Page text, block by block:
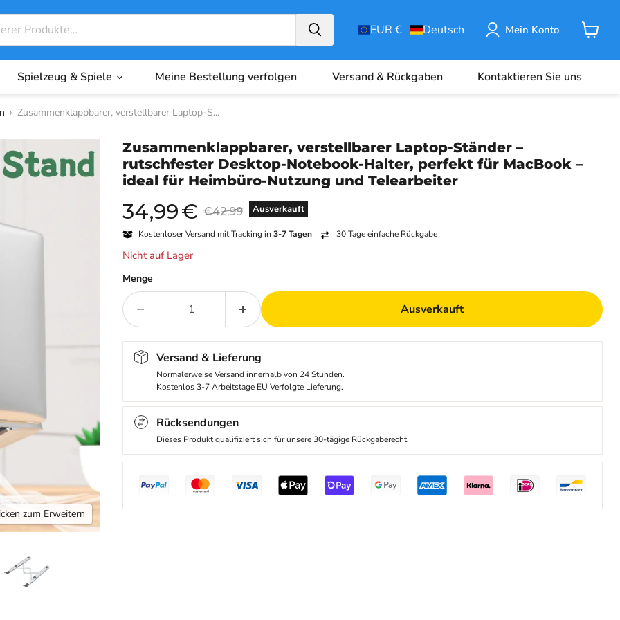
EUR € Deutsch Mein Konto
Spielzeug & Spiele Meine Bestellung verfolgen Versand & Rückgaben Kontaktieren Sie uns
› Zusammenklappbarer, verstellbarer Laptop-S...
zum Erweitern
Zusammenklappbarer, verstellbarer Laptop-Ständer –
rutschfester Desktop-Notebook-Halter, perfekt für MacBook –
ideal für Heimbüro-Nutzung und Telearbeiter
Ausverkauft
Aktueller Preis
34,99€ Originalpreis
€42,99
Kostenloser Versand mit Tracking in3-7 Tagen 30 Tage einfache Rückgabe
Nicht auf Lager
Menge
Ausverkauft
Versand & Lieferung
Normalerweise Versand innerhalb von 24 Stunden.
Kostenlos 3-7 Arbeitstage EU Verfolgte Lieferung.
Rücksendungen
Dieses Produkt qualifiziert sich für unsere 30-tägige Rückgaberecht.